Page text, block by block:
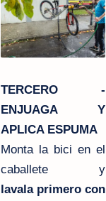
TERCERO -
ENJUAGA Y
APLICA ESPUMA
Monta la bici en el
caballete y
lavala primero con